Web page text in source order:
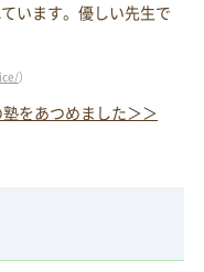
います。優しい先生で
）
をあつめました＞＞